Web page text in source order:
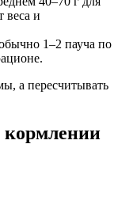
веса и
1–2 пауча по
а пересчитывать